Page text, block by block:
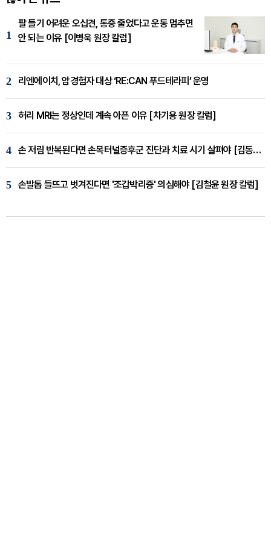
1
팔 들기 어려운 오십견, 통증 줄었다고 운동 멈추면
안 되는 이유 [이병욱 원장 칼럼]
2 리엔에이치, 암경험자 대상 ‘RE:CAN 푸드테라피’ 운영
3 허리 MRI는 정상인데 계속 아픈 이유 [차기용 원장 칼럼]
4 손 저림 반복된다면 손목터널증후군 진단과 치료 시기 살펴야 [김동현 원장 칼럼]
5 손발톱 들뜨고 벗겨진다면 '조갑박리증' 의심해야 [김철윤 원장 칼럼]